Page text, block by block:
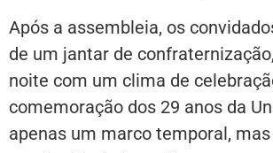
Após a assembleia, os
de um jantar de
noite com um clima de
comemoração dos 29 anos da
apenas um marco temporal,